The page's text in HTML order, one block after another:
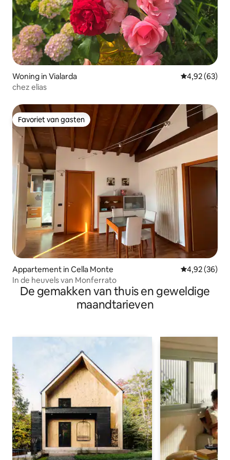
Woning in Vialarda Gemiddelde
4,92 (63)
chez elias
Favoriet van gasten
Favoriet van gasten
Appartement in Cella Monte Gemiddelde
4,92 (36)
In de heuvels van Monferrato
De gemakken van thuis en geweldige
maandtarieven